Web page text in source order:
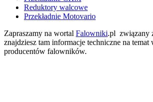
Reduktory walcowe
Przekładnie Motovario
Zapraszamy na wortal Falowniki.pl związany
znajdziesz tam informacje techniczne na temat
producentów falowników.